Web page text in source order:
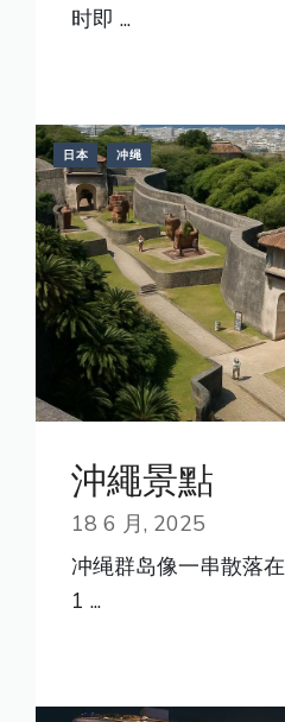
时即 ...
日本 冲绳
沖繩景點
18 6 月, 2025
冲绳群岛像一串散落
1 ...